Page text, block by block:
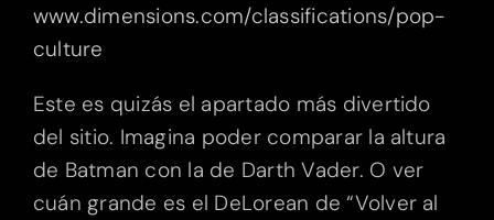
www.dimensions.com/classifications/pop-
culture
Este es quizás el apartado más divertido
del sitio. Imagina poder comparar la altura
de Batman con la de Darth Vader. O ver
cuán grande es el DeLorean de “Volver al